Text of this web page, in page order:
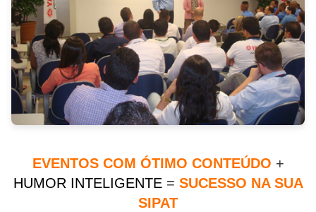
EVENTOS COM ÓTIMO CONTEÚDO +
HUMOR INTELIGENTE = SUCESSO NA SUA
SIPAT